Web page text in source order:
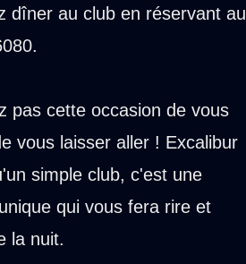
dîner au club en réservant au
pas cette occasion de vous
vous laisser aller ! Excalibur
simple club, c'est une
qui vous fera rire et
la nuit.